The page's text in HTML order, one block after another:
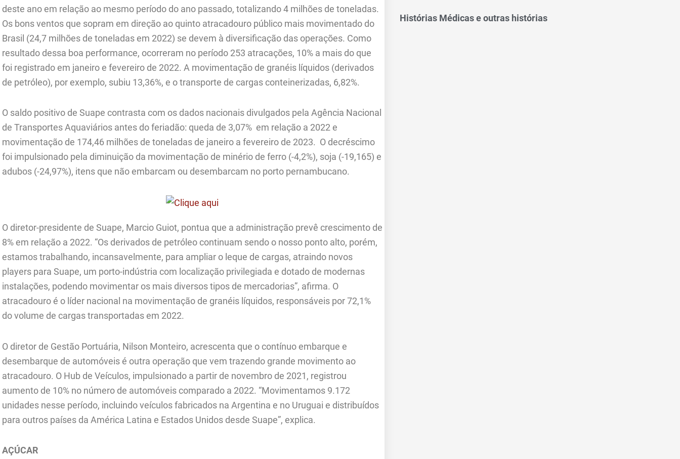
deste ano em relação ao mesmo período do ano passado, totalizando 4 milhões de toneladas.
Os bons ventos que sopram em direção ao quinto atracadouro público mais movimentado do
Brasil (24,7 milhões de toneladas em 2022) se devem à diversificação das operações. Como
resultado dessa boa performance, ocorreram no período 253 atracações, 10% a mais do que
foi registrado em janeiro e fevereiro de 2022. A movimentação de granéis líquidos (derivados
de petróleo), por exemplo, subiu 13,36%, e o transporte de cargas conteinerizadas, 6,82%.
O saldo positivo de Suape contrasta com os dados nacionais divulgados pela Agência Nacional
de Transportes Aquaviários antes do feriadão: queda de 3,07% em relação a 2022 e
movimentação de 174,46 milhões de toneladas de janeiro a fevereiro de 2023. O decréscimo
foi impulsionado pela diminuição da movimentação de minério de ferro (-4,2%), soja (-19,165) e
adubos (-24,97%), itens que não embarcam ou desembarcam no porto pernambucano.
O diretor-presidente de Suape, Marcio Guiot, pontua que a administração prevê crescimento de
8% em relação a 2022. “Os derivados de petróleo continuam sendo o nosso ponto alto, porém,
estamos trabalhando, incansavelmente, para ampliar o leque de cargas, atraindo novos
players para Suape, um porto-indústria com localização privilegiada e dotado de modernas
instalações, podendo movimentar os mais diversos tipos de mercadorias”, afirma. O
atracadouro é o líder nacional na movimentação de granéis líquidos, responsáveis por 72,1%
do volume de cargas transportadas em 2022.
O diretor de Gestão Portuária, Nilson Monteiro, acrescenta que o contínuo embarque e
desembarque de automóveis é outra operação que vem trazendo grande movimento ao
atracadouro. O Hub de Veículos, impulsionado a partir de novembro de 2021, registrou
aumento de 10% no número de automóveis comparado a 2022. “Movimentamos 9.172
unidades nesse período, incluindo veículos fabricados na Argentina e no Uruguai e distribuídos
para outros países da América Latina e Estados Unidos desde Suape”, explica.
AÇÚCAR
Histórias Médicas e outras histórias